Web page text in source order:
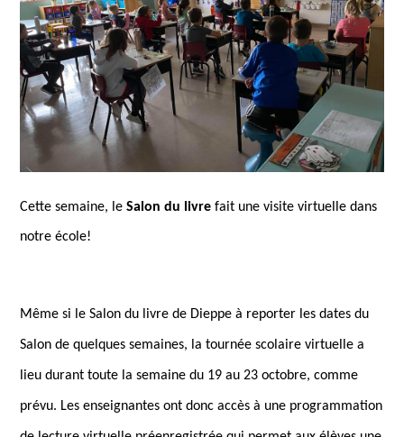
Cette semaine, leSalon du livre fait une visite virtuelle dans
notre école!
Même si le Salon du livre de Dieppe à reporter les dates du
Salon de quelques semaines, la tournée scolaire virtuelle a
lieu durant toute la semaine du 19 au 23 octobre, comme
prévu. Les enseignantes ont donc accès à une programmation